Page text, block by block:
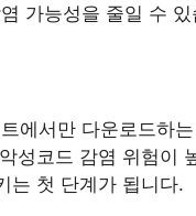
가능성을 줄일 수 있
에서만 다운로드하
성코드 감염 위험이
는 첫 단계가 됩니다.